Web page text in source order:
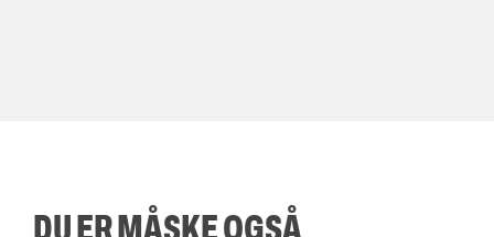
DU ER MÅSKE OGSÅ